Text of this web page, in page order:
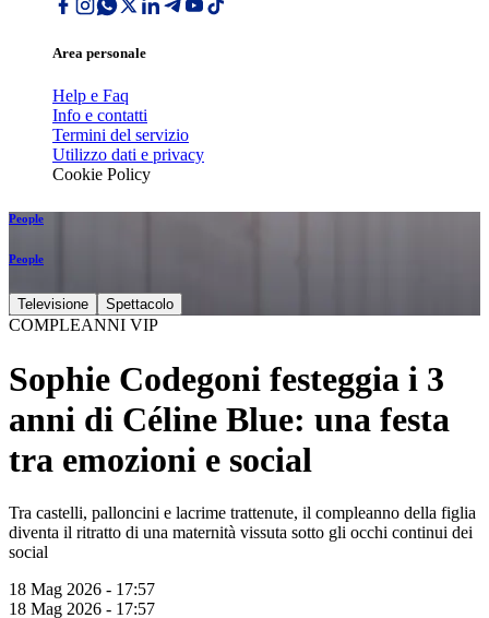
Area personale
Help e Faq
Info e contatti
Termini del servizio
Utilizzo dati e privacy
Cookie Policy
People
People
Televisione Spettacolo
COMPLEANNI VIP
Sophie Codegoni festeggia i 3
anni di Céline Blue: una festa
tra emozioni e social
Tra castelli, palloncini e lacrime trattenute, il compleanno della figlia
diventa il ritratto di una maternità vissuta sotto gli occhi continui dei
social
18 Mag 2026 - 17:57
18 Mag 2026 - 17:57